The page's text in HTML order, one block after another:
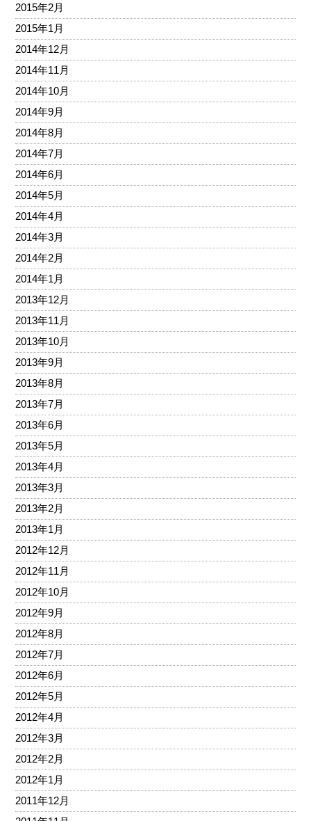
2015年2月
2015年1月
2014年12月
2014年11月
2014年10月
2014年9月
2014年8月
2014年7月
2014年6月
2014年5月
2014年4月
2014年3月
2014年2月
2014年1月
2013年12月
2013年11月
2013年10月
2013年9月
2013年8月
2013年7月
2013年6月
2013年5月
2013年4月
2013年3月
2013年2月
2013年1月
2012年12月
2012年11月
2012年10月
2012年9月
2012年8月
2012年7月
2012年6月
2012年5月
2012年4月
2012年3月
2012年2月
2012年1月
2011年12月